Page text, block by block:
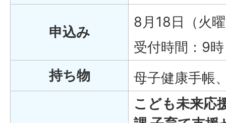
申込み
8月18日（火
受付時間：9
持ち物
母子健康手帳
こども未来応